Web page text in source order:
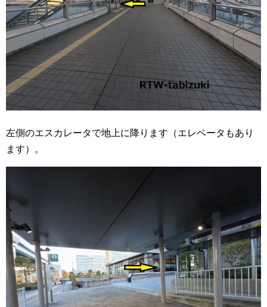
左側のエスカレータで地上に降ります（エレベータもあり
ます）。